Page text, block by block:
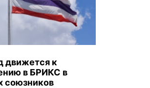
движется к
в БРИКС в
союзников